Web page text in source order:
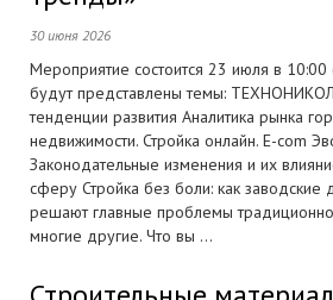
30 июня 2026
Мероприятие состоится 23 июля в
будут представлены темы:
тенденции развития Аналитика рынка
недвижимости. Стройка онлайн. E-com
Законодательные изменения и их
сферу Стройка без боли: как заводские
решают главные проблемы
многие другие. Что вы ...